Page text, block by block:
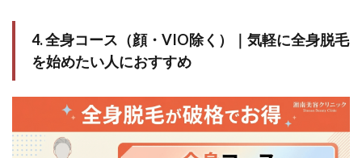
4. 全身コース（顔・VIO除く）｜気軽に全身脱毛
を始めたい人におすすめ